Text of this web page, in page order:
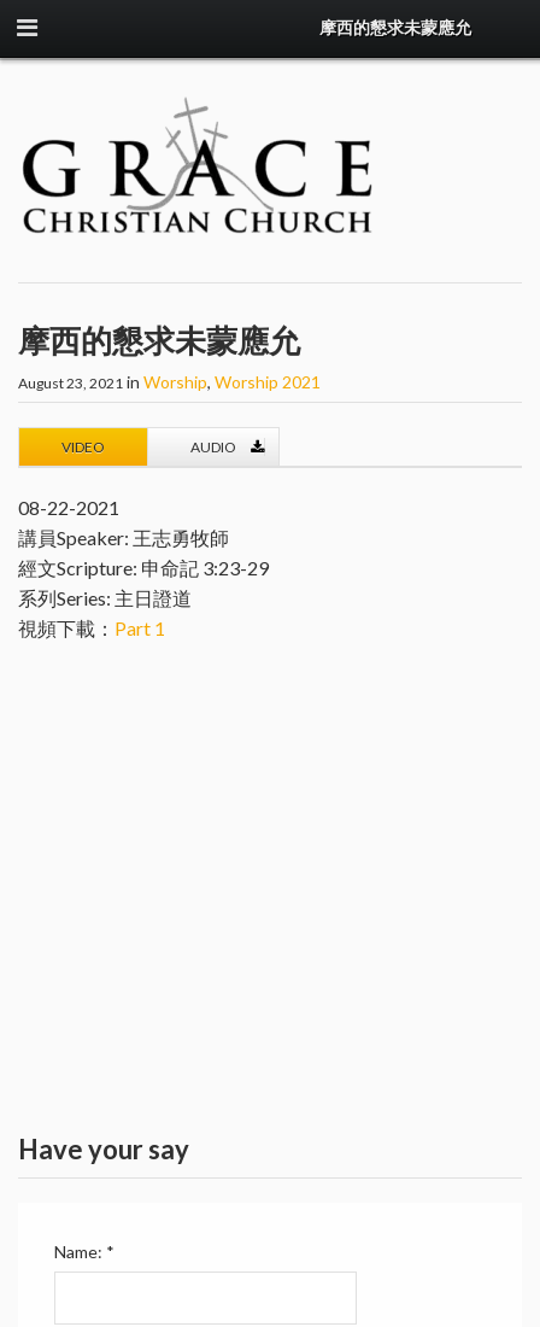
摩西的懇求未蒙應允
摩西的懇求未蒙應允
August 23, 2021 in Worship, Worship 2021
VIDEO AUDIO
08-22-2021
講員Speaker: 王志勇牧師
經文Scripture: 申命記 3:23-29
系列Series: 主日證道
視頻下載： Part 1
Have your say
Name: *